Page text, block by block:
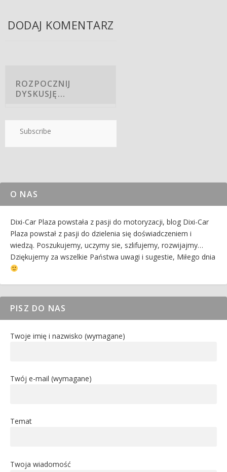
DODAJ KOMENTARZ
Subscribe
O NAS
Dixi-Car Plaza powstała z pasji do motoryzacji, blog Dixi-Car
Plaza powstał z pasji do dzielenia się doświadczeniem i
wiedzą. Poszukujemy, uczymy sie, szlifujemy, rozwijajmy…
Dziękujemy za wszelkie Państwa uwagi i sugestie, Miłego dnia
PISZ DO NAS
Twoje imię i nazwisko (wymagane)
Twój e-mail (wymagane)
Temat
Twoja wiadomość